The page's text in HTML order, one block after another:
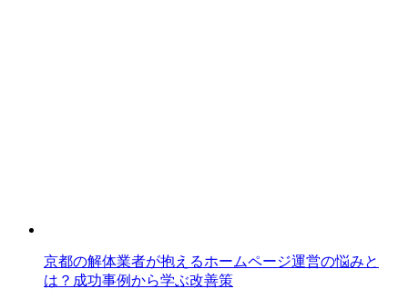
京都の解体業者が抱えるホームページ運営の悩みと
は？成功事例から学ぶ改善策